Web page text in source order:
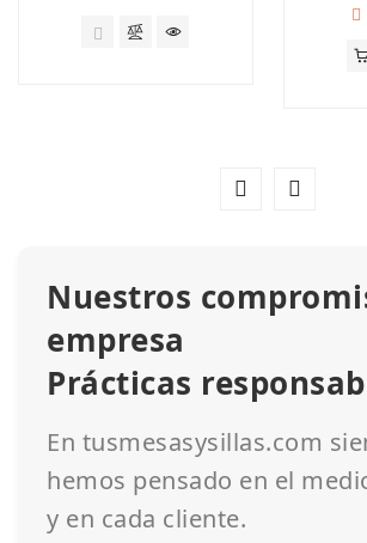
Nuestros
empresa
Prácticas
En tusmesasysillas.com
hemos pensado en el
y en cada cliente.